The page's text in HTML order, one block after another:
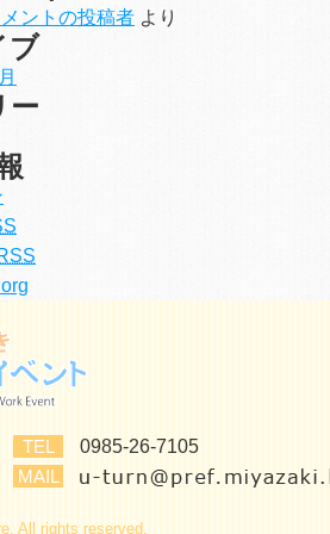
ントの投稿者 より
ブ
ー
TEL
0985-26-7105
MAIL
All rights reserved.